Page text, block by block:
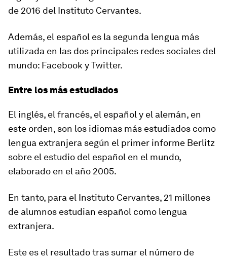
de 2016 del Instituto Cervantes.
Además, el español es la segunda lengua más
utilizada en las dos principales redes sociales del
mundo: Facebook y Twitter.
Entre los más estudiados
El inglés, el francés, el español y el alemán, en
este orden, son los idiomas más estudiados como
lengua extranjera según el primer informe Berlitz
sobre el estudio del español en el mundo,
elaborado en el año 2005.
En tanto, para el Instituto Cervantes, 21 millones
de alumnos estudian español como lengua
extranjera.
Este es el resultado tras sumar el número de